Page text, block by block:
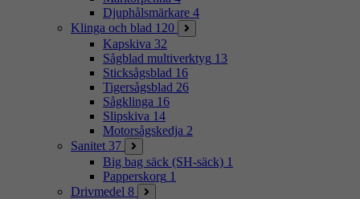
Djuphålsmärkare 4
Klinga och blad 120
Kapskiva 32
Sågblad multiverktyg 13
Sticksågsblad 16
Tigersågsblad 26
Sågklinga 16
Slipskiva 14
Motorsågskedja 2
Sanitet 37
Big bag säck (SH-säck) 1
Papperskorg 1
Drivmedel 8